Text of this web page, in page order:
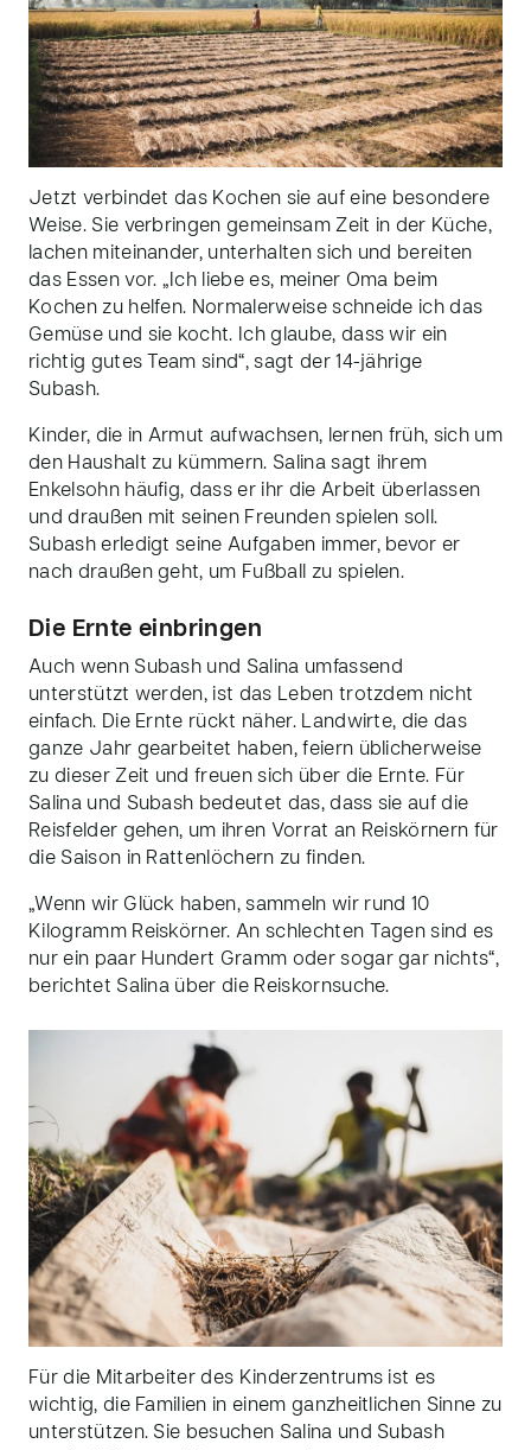
Jetzt verbindet das Kochen sie auf eine besondere
Weise. Sie verbringen gemeinsam Zeit in der Küche,
lachen miteinander, unterhalten sich und bereiten
das Essen vor. „Ich liebe es, meiner Oma beim
Kochen zu helfen. Normalerweise schneide ich das
Gemüse und sie kocht. Ich glaube, dass wir ein
richtig gutes Team sind“, sagt der 14-jährige
Subash.
Kinder, die in Armut aufwachsen, lernen früh, sich um
den Haushalt zu kümmern. Salina sagt ihrem
Enkelsohn häufig, dass er ihr die Arbeit überlassen
und draußen mit seinen Freunden spielen soll.
Subash erledigt seine Aufgaben immer, bevor er
nach draußen geht, um Fußball zu spielen.
Die Ernte einbringen
Auch wenn Subash und Salina umfassend
unterstützt werden, ist das Leben trotzdem nicht
einfach. Die Ernte rückt näher. Landwirte, die das
ganze Jahr gearbeitet haben, feiern üblicherweise
zu dieser Zeit und freuen sich über die Ernte. Für
Salina und Subash bedeutet das, dass sie auf die
Reisfelder gehen, um ihren Vorrat an Reiskörnern für
die Saison in Rattenlöchern zu finden.
„Wenn wir Glück haben, sammeln wir rund 10
Kilogramm Reiskörner. An schlechten Tagen sind es
nur ein paar Hundert Gramm oder sogar gar nichts“,
berichtet Salina über die Reiskornsuche.
Für die Mitarbeiter des Kinderzentrums ist es
wichtig, die Familien in einem ganzheitlichen Sinne zu
unterstützen. Sie besuchen Salina und Subash